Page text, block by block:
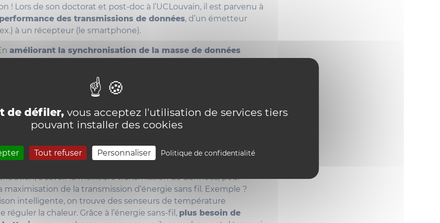
de défiler, vous acceptez l'utilisation de services tiers
pouvant installer des cookies
Tout refuser Personnaliser Politique de confidentialité
! Lors de son doctorat et post-doc à l’UCLouvain, il est parvenu à
des transmissions de données, d’un émetteur
à un récepteur (le smartphone).
améliorant la synchronisation de la masse de données
smartphones). Bruno Clerckx a donc
ces antennes
de permettre à Mr et Mme tout le monde d’accéder plus
leurs infos sur leurs smartphones !
fil, soit permettre de
charger, à distance, des appareils
à savoir la meilleure transmission de données, pour
maximisation de la transmission d’énergie sans fil. Exemple ?
intelligente, on trouve des senseurs de température
la chaleur. Grâce à l’énergie sans-fil, plus besoin de